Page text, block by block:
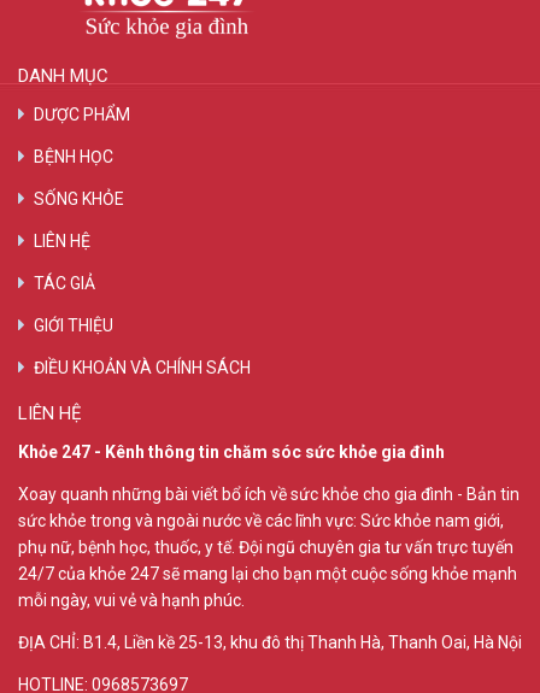
DANH MỤC
DƯỢC PHẨM
BỆNH HỌC
SỐNG KHỎE
LIÊN HỆ
TÁC GIẢ
GIỚI THIỆU
ĐIỀU KHOẢN VÀ CHÍNH SÁCH
LIÊN HỆ
Khỏe 247 - Kênh thông tin chăm sóc sức khỏe gia đình
Xoay quanh những bài viết bổ ích về sức khỏe cho gia đình - Bản tin
sức khỏe trong và ngoài nước về các lĩnh vực: Sức khỏe nam giới,
phụ nữ, bệnh học, thuốc, y tế. Đội ngũ chuyên gia tư vấn trực tuyến
24/7 của khỏe 247 sẽ mang lại cho bạn một cuộc sống khỏe mạnh
mỗi ngày, vui vẻ và hạnh phúc.
ĐỊA CHỈ: B1.4, Liền kề 25-13, khu đô thị Thanh Hà, Thanh Oai, Hà Nội
HOTLINE: 0968573697